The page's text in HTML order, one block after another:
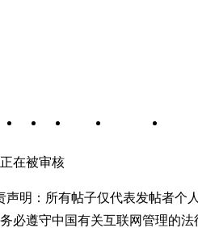
在被审核
声明：所有帖子仅代表发帖者个
必遵守中国有关互联网管理的